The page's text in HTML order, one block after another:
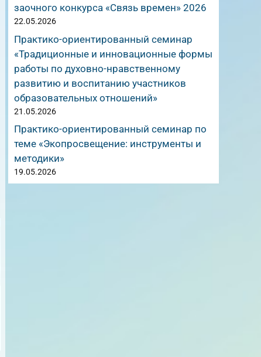
заочного конкурса «Связь времен» 2026
22.05.2026
Практико-ориентированный семинар
«Традиционные и инновационные формы
работы по духовно-нравственному
развитию и воспитанию участников
образовательных отношений»
21.05.2026
Практико-ориентированный семинар по
теме «Экопросвещение: инструменты и
методики»
19.05.2026